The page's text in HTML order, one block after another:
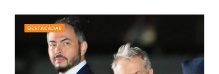
DESTACADAS